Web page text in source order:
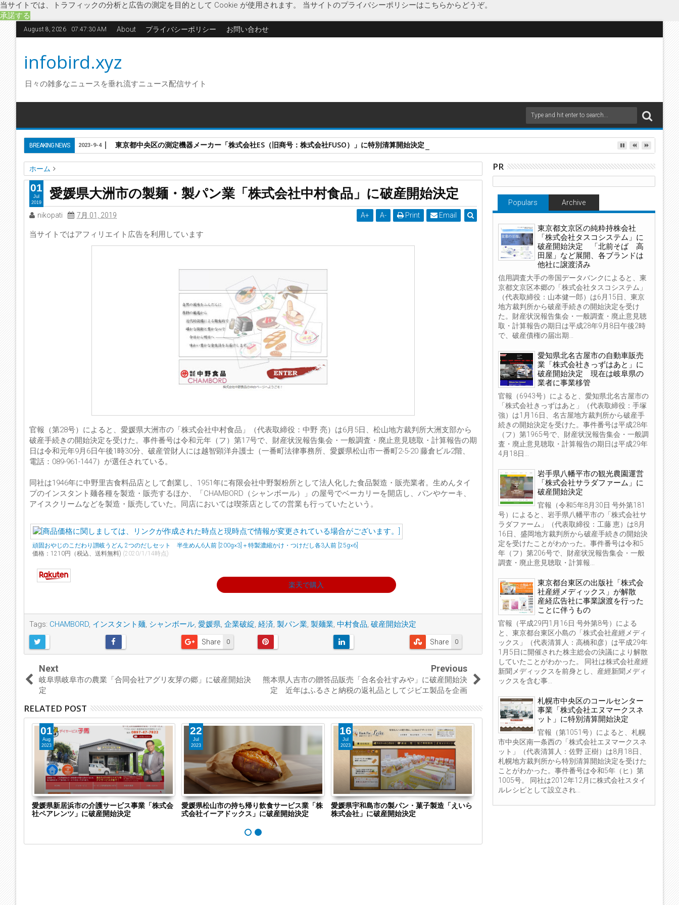
当サイトでは、トラフィックの分析と広告の測定を目的として Cookie が使用されます。 当サイトのプライバシーポリシーはこちらからどうぞ。
承諾する
August 8, 2026 07:47:30 AM About プライバシーポリシー お問い合わせ
infobird.xyz
日々の雑多なニュースを垂れ流すニュース配信サイト
BREAKING NEWS 東京都中央区の測定機器メーカー「株式会社ES（旧商号：株式会社FUSO）」に特別清算開始決定 事業はA-Gas Japanが承継
2023-9-4
ホーム
CHAMBORD
インスタント麺 シャンボール 愛媛県 企業破綻 経済 製パン業 製麺業 中村食品
破産開始決定
愛媛県大洲市の製麺・製パン業「株式会社中村食品」に破産開始決定
愛媛県大洲市の製麺・製パン業「株式会社中村食品」に破産開始決定
nikopati 7月 01, 2019 A+ A- Print Email
当サイトではアフィリエイト広告を利用しています
官報（第28号）によると、愛媛県大洲市の「株式会社中村食品」（代表取締役：中野 亮）は6月5日、松山地方裁判所大洲支部から
破産手続きの開始決定を受けた。事件番号は令和元年（フ）第17号で、財産状況報告集会・一般調査・廃止意見聴取・計算報告の期
日は令和元年9月6日午後1時30分、破産管財人には越智顕洋弁護士（一番町法律事務所、愛媛県松山市一番町2-5-20 藤倉ビル2階、
電話：089-961-1447）が選任されている。
同社は1946年に中野里吉食料品店として創業し、1951年に有限会社中野製粉所として法人化した食品製造・販売業者。生めんタイ
プのインスタント麺各種を製造・販売するほか、「CHAMBORD（シャンボール）」の屋号でベーカリーを開店し、パンやケーキ、
アイスクリームなどを製造・販売していた。同店においては喫茶店としての営業も行っていたという。
頑固おやじのこだわり讃岐うどん 2つのだしセット 半生めん6人前 [200g×3]＋特製濃縮かけ・つけだし各3人前 [25g×6]
価格：1210円（税込、送料無料) (2020/1/14時点)
楽天で購入
Tags: CHAMBORD, インスタント麺, シャンボール, 愛媛県, 企業破綻, 経済, 製パン業, 製麺業, 中村食品, 破産開始決定
0
Share 0
Share
01
Jul
2019
Next
岐阜県岐阜市の農業「合同会社アグリ友芽の郷」に破産開始決
定
Previous
熊本県人吉市の贈答品販売「合名会社すみや」に破産開始決
定 近年はふるさと納税の返礼品としてジビエ製品を企画
RELATED POST
01
Aug
2023
愛媛県新居浜市の介護サービス事業「株式会
社ペアレンツ」に破産開始決定
22
Jul
2023
愛媛県松山市の持ち帰り飲食サービス業「株
式会社イーアドックス」に破産開始決定
16
Jul
2023
愛媛県宇和島市の製パン・菓子製造「えいら
株式会社」に破産開始決定
23
Jun
2023
愛媛県新居浜市の産業廃棄物処理業「株式会
14
Jun
2023
愛媛県伊予市
PR
Populars Archive
東京都文京区の純粋持株会社
「株式会社タスコシステム」に
破産開始決定 「北前そば 高
田屋」など展開、各ブランドは
他社に譲渡済み
信用調査大手の帝国データバンクによると、東
京都文京区本郷の「株式会社タスコシステム」
（代表取締役：山本健一郎）は6月15日、東京
地方裁判所から破産手続きの開始決定を受け
た。財産状況報告集会・一般調査・廃止意見聴
取・計算報告の期日は平成28年9月8日午後2時
で、破産債権の届出期...
愛知県北名古屋市の自動車販売
業「株式会社きっずはあと」に
破産開始決定 現在は岐阜県の
業者に事業移管
官報（6943号）によると、愛知県北名古屋市の
「株式会社きっずはあと」（代表取締役：手塚
強）は1月16日、名古屋地方裁判所から破産手
続きの開始決定を受けた。事件番号は平成28年
（フ）第1965号で、財産状況報告集会・一般調
査・廃止意見聴取・計算報告の期日は平成29年
4月18日...
岩手県八幡平市の観光農園運営
「株式会社サラダファーム」に
破産開始決定
官報（令和5年8月30日 号外第181
号）によると、岩手県八幡平市の「株式会社サ
ラダファーム」（代表取締役：工藤 恵）は8月
16日、盛岡地方裁判所から破産手続きの開始決
定を受けたことがわかった。事件番号は令和5
年（フ）第206号で、財産状況報告集会・一般
調査・廃止意見聴取・計算報...
東京都台東区の出版社「株式会
社産經メディックス」が解散
産経広告社に事業譲渡を行った
ことに伴うもの
官報（平成29円1月16日 号外第8号）による
と、東京都台東区小島の「株式会社産經メディ
ックス」（代表清算人：高橋和彦）は平成29年
1月5日に開催された株主総会の決議により解散
していたことがわかった。 同社は株式会社産經
新聞メディックスを前身とし、産經新聞メディ
ックスを含む事...
札幌市中央区のコールセンター
事業「株式会社エヌマークスネ
ット」に特別清算開始決定
官報（第1051号）によると、札幌
市中央区南一条西の「株式会社エヌマークスネ
ット」（代表清算人：佐野 正樹）は8月18日、
札幌地方裁判所から特別清算開始決定を受けた
ことがわかった。事件番号は令和5年（ヒ）第
1005号。 同社は2012年12月に株式会社スタイ
ルレシピとして設立され...